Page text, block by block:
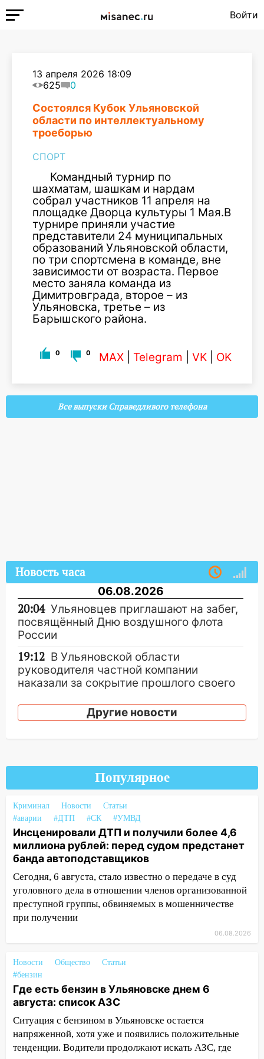
Войти
13 апреля 2026 18:09
625
0
Состоялся Кубок Ульяновской
области по интеллектуальному
троеборью
СПОРТ
Командный турнир по
шахматам, шашкам и нардам
собрал участников 11 апреля на
площадке Дворца культуры 1 Мая.В
турнире приняли участие
представители 24 муниципальных
образований Ульяновской области,
по три спортсмена в команде, вне
зависимости от возраста. Первое
место заняла команда из
Димитровграда, второе – из
Ульяновска, третье – из
Барышского района.
0 0 MAX Telegram VK OK
Все выпуски Справедливого телефона
Новость часа
06.08.2026
20:04 Ульяновцев приглашают на забег,
посвящённый Дню воздушного флота
России
19:12 В Ульяновской области
руководителя частной компании
наказали за сокрытие прошлого своего
18:02 В Ульяновск едут звезды
оставил в силе приговор руководству
«УльяновскФармации» за махинации на
3,2 млн рублей
16:09
Ветераны легкой атлетики из
Ульяновска успешно выступили на
Чемпионате России
16:02 В Ульяновской области убрали
более 28% площадей зерновых и
зернобобовых культур
15:51 Бросила кирпич в жену брата: в
Ульяновской области завели дело на
15:47
На улице Радищева сбили
курьера: крупная авария в Ульяновске
15:15 Проводил до квартиры и ограбил:
новый кавалер женщины оказался
рецидивистом
14:26 В Ульяновске ограничат движение
по улице Ефремова
Другие новости
Популярное
Криминал Новости
Статьи
#аварии
#ДТП #СК #УМВД
Инсценировали ДТП и получили более 4,6
миллиона рублей: перед судом предстанет
банда автоподставщиков
Сегодня, 6 августа, стало известно о передаче в суд
уголовного дела в отношении членов организованной
преступной группы, обвиняемых в мошенничестве
при получении
06.08.2026
Новости Общество
Статьи
#бензин
Где есть бензин в Ульяновске днем 6
августа: список АЗС
Ситуация с бензином в Ульяновске остается
напряженной, хотя уже и появились положительные
тенденции. Водители продолжают искать АЗС, где